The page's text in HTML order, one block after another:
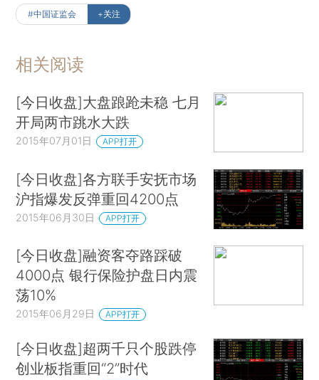
#中国证监会 +关注
相关阅读
[今日收盘]大盘踉跄未稳 七月
开局两市跳水大跌
2015年07月01日 APP打开
[今日收盘]各方联手安抚市场
沪指爆发反弹重回4200点
2015年06月30日 APP打开
[今日收盘]融资客夺路踩破
4000点 银行保险护盘日内震
荡10%
2015年06月29日 APP打开
[今日收盘]超两千只个股跌停
创业板指重回“2”时代